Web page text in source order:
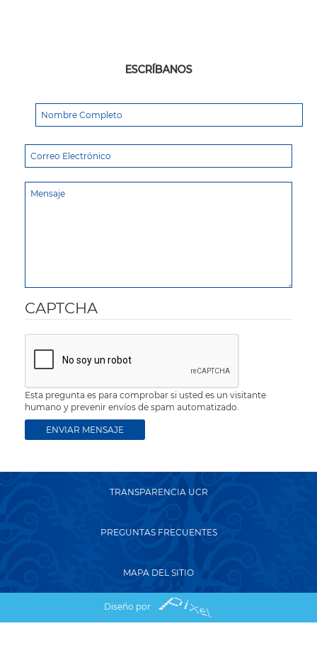
ESCRÍBANOS
CAPTCHA
Esta pregunta es para comprobar si usted es un visitante
humano y prevenir envíos de spam automatizado.
TRANSPARENCIA UCR
PREGUNTAS FRECUENTES
MAPA DEL SITIO
Diseño por